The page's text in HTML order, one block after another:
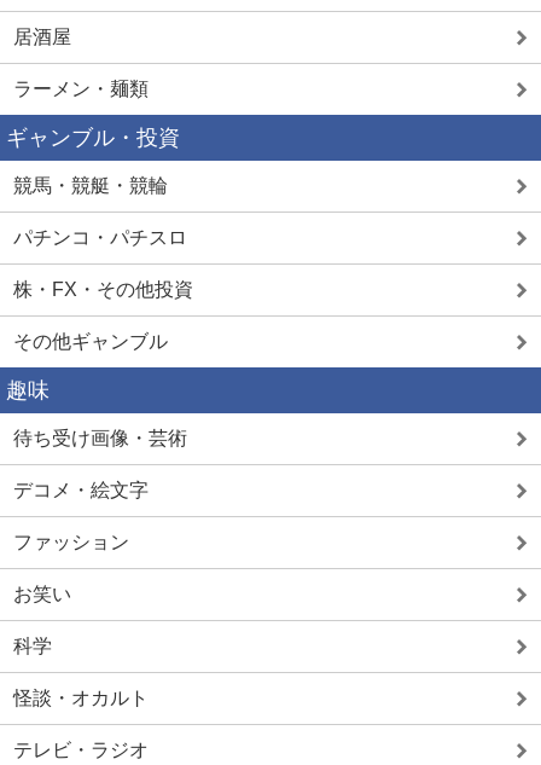
居酒屋
ラーメン・麺類
ギャンブル・投資
競馬・競艇・競輪
パチンコ・パチスロ
株・FX・その他投資
その他ギャンブル
趣味
待ち受け画像・芸術
デコメ・絵文字
ファッション
お笑い
科学
怪談・オカルト
テレビ・ラジオ